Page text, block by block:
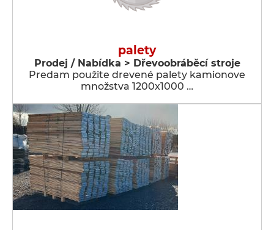
palety
Prodej / Nabídka > Dřevoobráběcí stroje
Predam použite drevené palety kamionove
množstva 1200x1000 …